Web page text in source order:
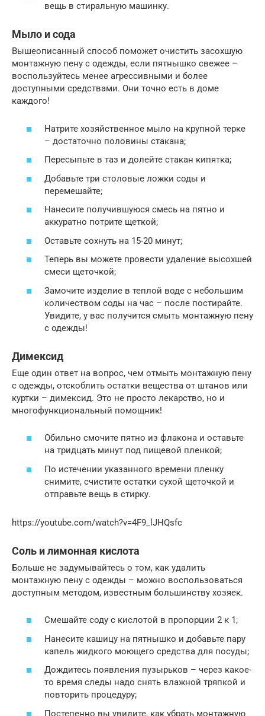
вещь в стиральную машинку.
Мыло и сода
Вышеописанный способ поможет очистить засохшую
монтажную пену с одежды, если пятнышко свежее –
воспользуйтесь менее агрессивными и более
доступными средствами. Они точно есть в доме
каждого!
Натрите хозяйственное мыло на крупной терке
– достаточно половины стакана;
Пересыпьте в таз и долейте стакан кипятка;
Добавьте три столовые ложки соды и
перемешайте;
Нанесите получившуюся смесь на пятно и
аккуратно потрите щеткой;
Оставьте сохнуть на 15-20 минут;
Теперь вы можете провести удаление высохшей
смеси щеточкой;
Замочите изделие в теплой воде с небольшим
количеством соды на час – после постирайте.
Увидите, у вас получится смыть монтажную пену
с одежды!
Димексид
Еще один ответ на вопрос, чем отмыть монтажную пену
с одежды, отскоблить остатки вещества от штанов или
куртки – димексид. Это не просто лекарство, но и
многофункциональный помощник!
Обильно смочите пятно из флакона и оставьте
на тридцать минут под пищевой пленкой;
По истечении указанного времени пленку
снимите, счистите остатки сухой щеточкой и
отправьте вещь в стирку.
https://youtube.com/watch?v=4F9_lJHQsfc
Соль и лимонная кислота
Больше не задумывайтесь о том, как удалить
монтажную пену с одежды – можно воспользоваться
доступным методом, известным большинству хозяек.
Смешайте соду с кислотой в пропорции 2 к 1;
Нанесите кашицу на пятнышко и добавьте пару
капель жидкого моющего средства для посуды;
Дождитесь появления пузырьков – через какое-
то время следы надо снять влажной тряпкой и
повторить процедуру;
Постепенно вы увидите, как убрать монтажную